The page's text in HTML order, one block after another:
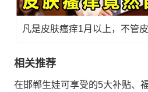
相关推荐
在邯郸生娃可享受的5大补贴、